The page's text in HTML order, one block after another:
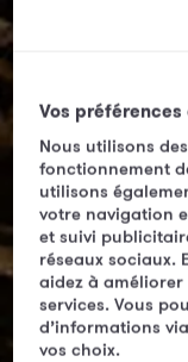
Vos
Nous utilisons
fonctionnement
utilisons
votre navigation
et suivi
réseaux sociaux.
aidez à
services. Vous
d’informations
vos choix.